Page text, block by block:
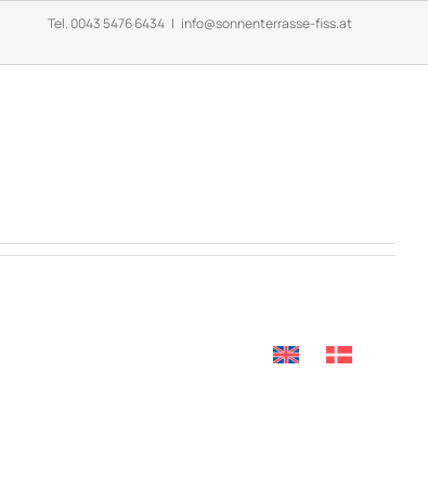
Tel. 0043 5476 6434 | info@sonnenterrasse-fiss.at